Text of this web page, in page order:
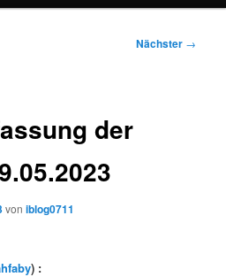
Nächster →
der
voniblog0711
) :